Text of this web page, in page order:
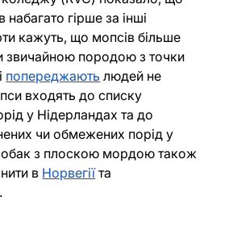
набагато гірше за інші
кажуть, що мопсів більше
звичайною породою з точки
попереджають людей не
входять до списку
у Нідерландах та до
чи обмежених порід у
з плоскою мордою також
в Норвегії та
.